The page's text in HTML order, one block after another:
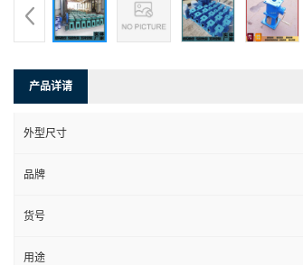
产品详请
外型尺寸
品牌
货号
用途